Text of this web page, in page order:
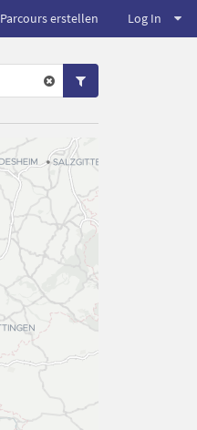
Parcours erstellen Log In